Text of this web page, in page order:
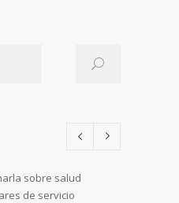
sobre salud
de servicio